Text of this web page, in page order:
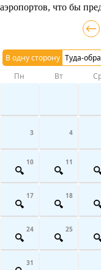
аэропортов, что бы
В одну сторону Туда-
Пн Вт
3 4
10 11
17 18
24 25
31